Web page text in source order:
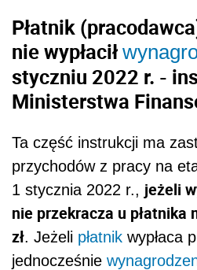
Płatnik (pracodawca
nie wypłacił
styczniu 2022 r. -
Ministerstwa
Ta część instrukcji ma
przychodów z pracy na
1 stycznia 2022 r., jeżeli
nie przekracza u płatnika
zł. Jeżeli płatnik wypłaca
jednocześnie